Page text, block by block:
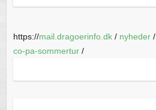
https://mail.dragoerinfo.dk/ nyheder/
co-pa-sommertur/